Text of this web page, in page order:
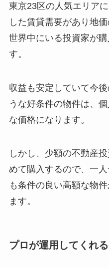
東京23区の人気エリア
した賃貸需要があり地
世界中にいる投資家が
す。
収益も安定していて今
うな好条件の物件は、
な価格になります。
しかし、少額の不動産
めて購入するので、一
も条件の良い高額な物
ます。
プロが運用してくれる